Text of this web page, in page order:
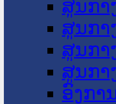
ສູນກາ
ສູນກາ
ສູນກາ
ສູນກາ
ອົງກາ